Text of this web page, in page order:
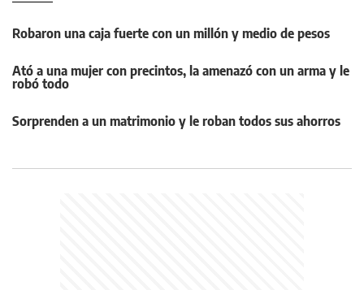
Robaron una caja fuerte con un millón y medio de pesos
Ató a una mujer con precintos, la amenazó con un arma y le
robó todo
Sorprenden a un matrimonio y le roban todos sus ahorros